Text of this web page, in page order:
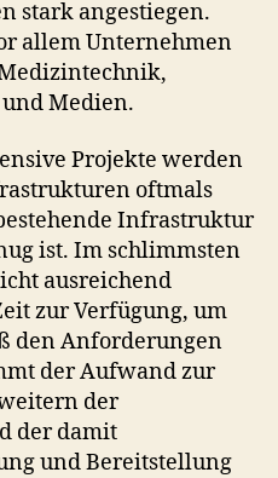
stark angestiegen.
allem Unternehmen
Medien.
Projekte werden
oftmals
Infrastruktur
ist. Im schlimmsten
ausreichend
zur Verfügung, um
den Anforderungen
der Aufwand zur
der
der damit
und Bereitstellung